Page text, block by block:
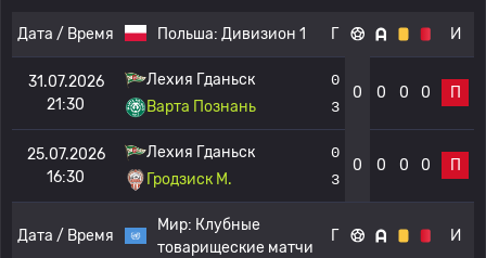
Дата / Время Польша: Дивизион 1 Г И
31.07.2026
21:30
Лехия Гданьск
Варта Познань
0
3
0 0 0 0 П
25.07.2026
16:30
Лехия Гданьск
Гродзиск М.
0
3
0 0 0 0 П
Дата / Время
Мир: Клубные
товарищеские матчи
Г И